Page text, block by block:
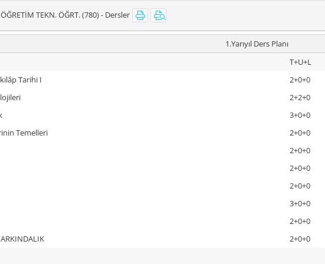
TEKN. ÖĞRT. (780) - Dersler
1.Yarıyıl Ders Planı
T+U+L
Tarihi I 2+0+0
2+2+0
3+0+0
Temelleri 2+0+0
2+0+0
2+0+0
2+0+0
3+0+0
2+0+0
2+0+0